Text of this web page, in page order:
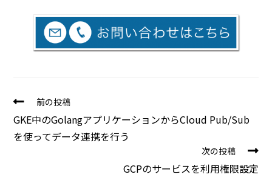
前の投稿
GKE中のGolangアプリケーションからCloud Pub/Sub
を使ってデータ連携を行う
次の投稿
GCPのサービスを利用権限設定